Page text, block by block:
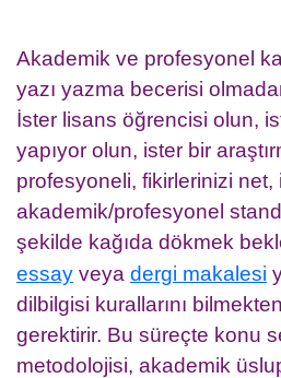
Akademik ve profesyonel
yazı yazma becerisi
İster lisans öğrencisi olun,
yapıyor olun, ister bir
profesyoneli, fikirlerinizi net,
akademik/profesyonel
şekilde kağıda dökmek
essay veya dergi makalesi
dilbilgisi kurallarını
gerektirir. Bu süreçte konu
metodolojisi, akademik